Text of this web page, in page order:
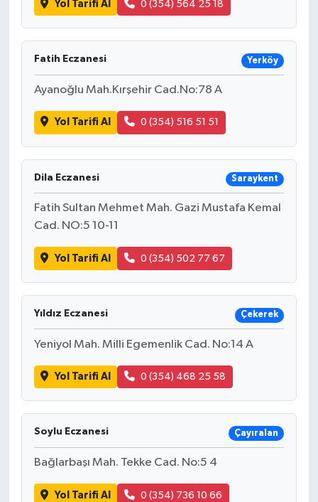
Yol Tarifi Al 0 (354) 564 25 18
Fatih Eczanesi Yerköy
Ayanoğlu Mah.Kırşehir Cad.No:78 A
Yol Tarifi Al 0 (354) 516 51 51
Dila Eczanesi Saraykent
Fatih Sultan Mehmet Mah. Gazi Mustafa Kemal
Cad. NO:5 10-11
Yol Tarifi Al 0 (354) 502 77 67
Yıldız Eczanesi Çekerek
Yeniyol Mah. Milli Egemenlik Cad. No:14 A
Yol Tarifi Al 0 (354) 468 25 58
Soylu Eczanesi Çayıralan
Bağlarbaşı Mah. Tekke Cad. No:5 4
Yol Tarifi Al 0 (354) 736 10 66